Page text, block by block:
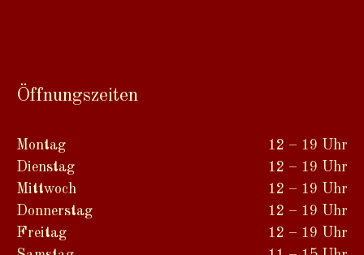
Öffnungszeiten
Montag
Dienstag
Mittwoch
Donnerstag
Freitag
12 – 19 Uhr
12 – 19 Uhr
12 – 19 Uhr
12 – 19 Uhr
12 – 19 Uhr